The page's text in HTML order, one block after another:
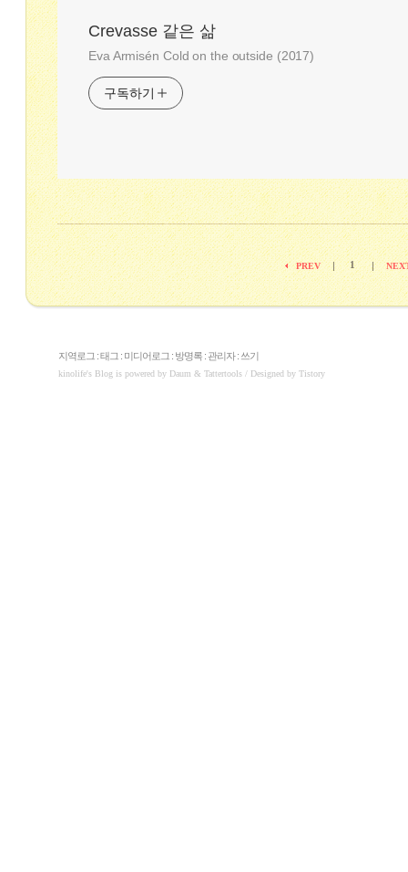
Crevasse 같은 삶
Eva Armisén Cold on the outside (2017)
구독하기
PREV 1 |
지역로그 :태그 : 미디어로그 : 방명록 : 관리자: 쓰기
kinolife's Blog is powered by Daum & Tattertools / Designed by Tistory